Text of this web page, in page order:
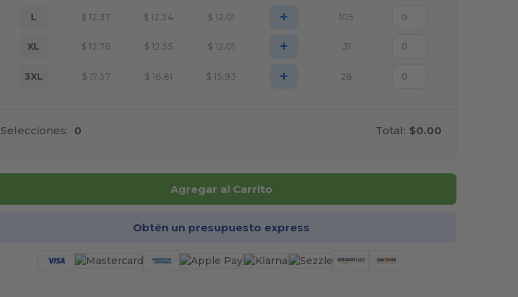
L $ 12.37 $ 12.24 $ 12.01 + 105
XL $ 12.76 $ 12.55 $ 12.01 + 31
3XL $ 17.57 $ 16.81 $ 15.93 + 28
Selecciones: 0 Total: $0.00
Agregar al Carrito
Obtén un presupuesto express